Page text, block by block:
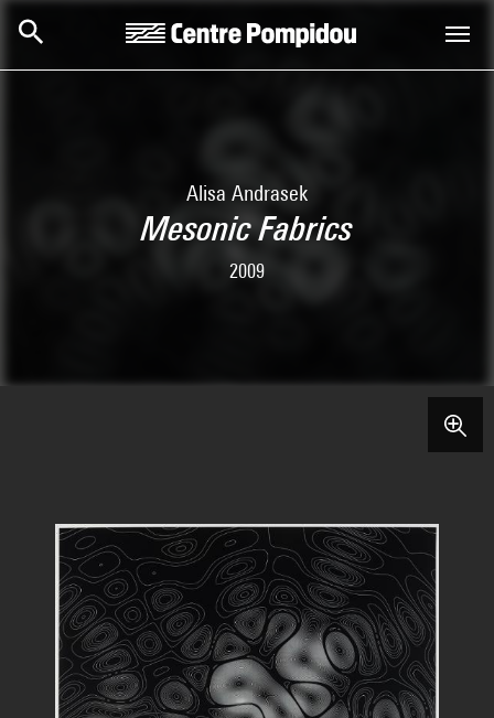
Alisa Andrasek
Mesonic Fabrics
2009